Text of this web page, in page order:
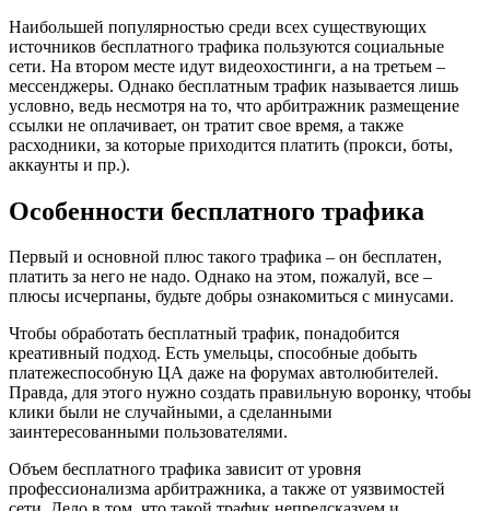
Наибольшей популярностью среди всех существующих
источников бесплатного трафика пользуются социальные
сети. На втором месте идут видеохостинги, а на третьем –
мессенджеры. Однако бесплатным трафик называется лишь
условно, ведь несмотря на то, что арбитражник размещение
ссылки не оплачивает, он тратит свое время, а также
расходники, за которые приходится платить (прокси, боты,
аккаунты и пр.).
Особенности бесплатного трафика
Первый и основной плюс такого трафика – он бесплатен,
платить за него не надо. Однако на этом, пожалуй, все –
плюсы исчерпаны, будьте добры ознакомиться с минусами.
Чтобы обработать бесплатный трафик, понадобится
креативный подход. Есть умельцы, способные добыть
платежеспособную ЦА даже на форумах автолюбителей.
Правда, для этого нужно создать правильную воронку, чтобы
клики были не случайными, а сделанными
заинтересованными пользователями.
Объем бесплатного трафика зависит от уровня
профессионализма арбитражника, а также от уязвимостей